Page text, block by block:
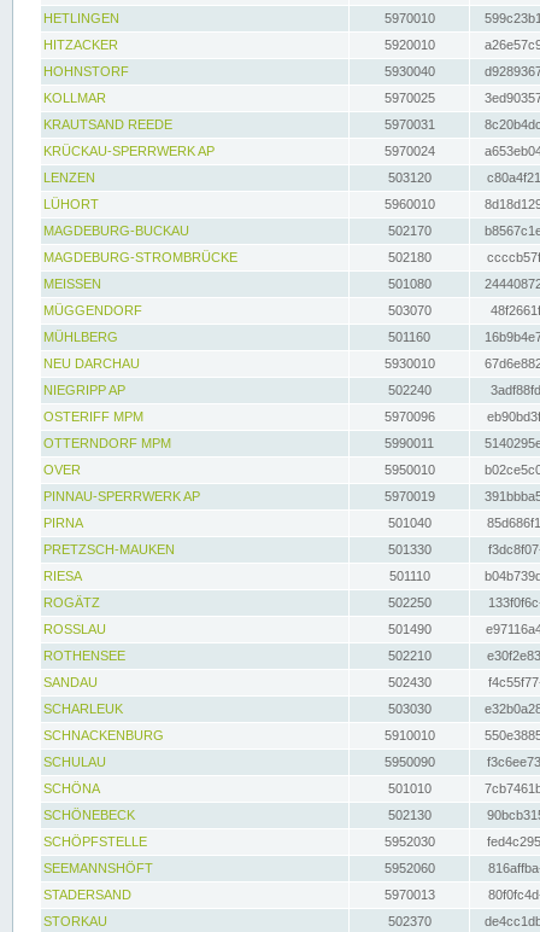
HETLINGEN
5970010
HITZACKER
5920010
HOHNSTORF
5930040
KOLLMAR
5970025
KRAUTSAND REEDE
5970031
KRÜCKAU-SPERRWERK AP
5970024
LENZEN
503120
LÜHORT
5960010
MAGDEBURG-BUCKAU
502170
MAGDEBURG-STROMBRÜCKE
502180
MEISSEN
501080
MÜGGENDORF
503070
MÜHLBERG
501160
NEU DARCHAU
5930010
NIEGRIPP AP
502240
OSTERIFF MPM
5970096
OTTERNDORF MPM
5990011
OVER
5950010
PINNAU-SPERRWERK AP
5970019
PIRNA
501040
PRETZSCH-MAUKEN
501330
RIESA
501110
ROGÄTZ
502250
ROSSLAU
501490
ROTHENSEE
502210
SANDAU
502430
SCHARLEUK
503030
SCHNACKENBURG
5910010
SCHULAU
5950090
SCHÖNA
501010
SCHÖNEBECK
502130
SCHÖPFSTELLE
5952030
SEEMANNSHÖFT
5952060
STADERSAND
5970013
STORKAU
502370